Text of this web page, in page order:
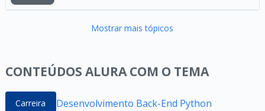
Mostrar mais tópicos
CONTEÚDOS ALURA COM O TEMA
Carreira Desenvolvimento Back-End Python